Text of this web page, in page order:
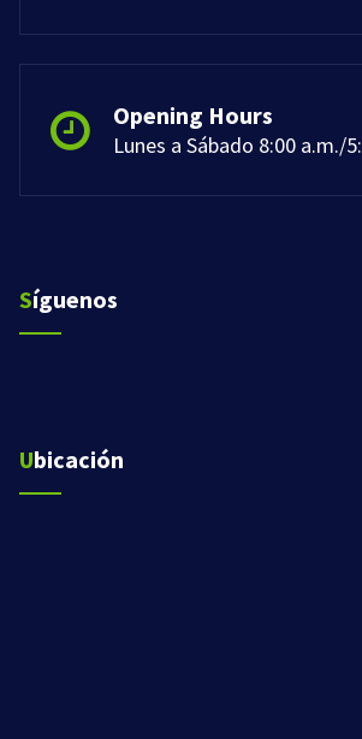
Opening Hours
Lunes a Sábado 8:00 a.m./
Síguenos
Ubicación